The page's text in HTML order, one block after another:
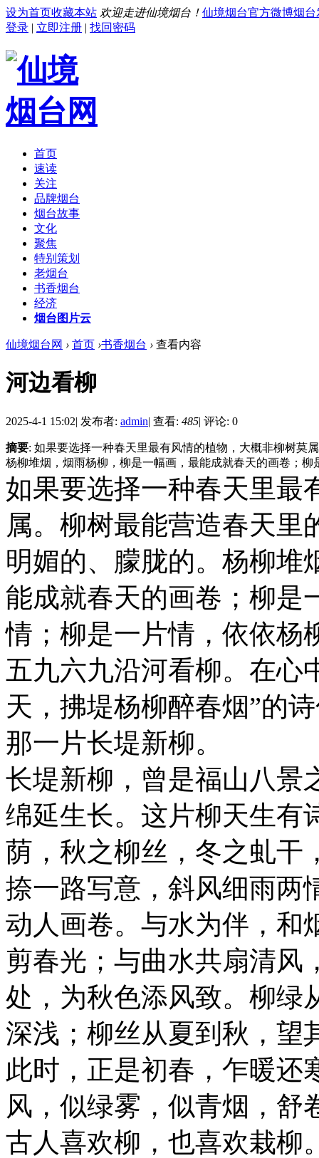
设为首页收藏本站 欢迎走进仙境烟台！ 仙境烟台官方微博烟台
登录 | 立即注册 | 找回密码
首页
速读
关注
品牌烟台
烟台故事
文化
聚焦
特别策划
老烟台
书香烟台
经济
烟台图片云
仙境烟台网 › 首页 ›书香烟台 › 查看内容
河边看柳
2025-4-1 15:02| 发布者: admin| 查看: 485| 评论: 0
摘要: 如果要选择一种春天里最有风情的植物，大概非柳树莫
杨柳堆烟，烟雨杨柳，柳是一幅画，最能成就春天的画卷；
如果要选择一种春天里最
属。柳树最能营造春天里
明媚的、朦胧的。杨柳堆
能成就春天的画卷；柳是
情；柳是一片情，依依杨
五九六九沿河看柳。在心
天，拂堤杨柳醉春烟”的
那一片长堤新柳。
长堤新柳，曾是福山八景
绵延生长。这片柳天生有
荫，秋之柳丝，冬之虬干
捺一路写意，斜风细雨两
动人画卷。与水为伴，和
剪春光；与曲水共扇清风
处，为秋色添风致。柳绿
深浅；柳丝从夏到秋，望
此时，正是初春，乍暖还
风，似绿雾，似青烟，舒
古人喜欢柳，也喜欢栽柳